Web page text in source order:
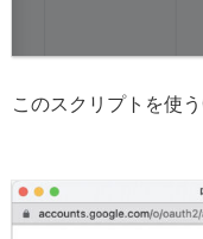
このスクリプトを使